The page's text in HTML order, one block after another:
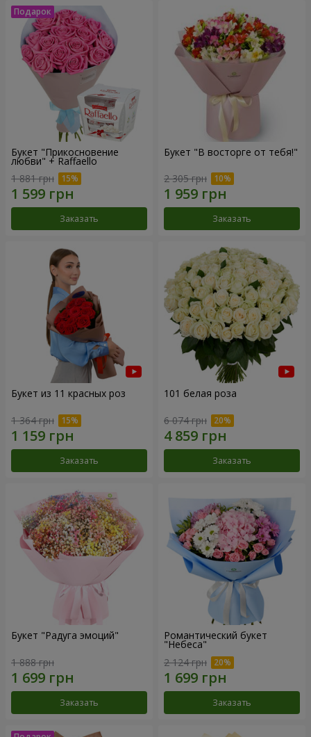
Букет "Прикосновение
любви" + Raffaello
1 881 грн
Заказать
Букет "В восторге от тебя!"
2 305 грн
Заказать
Букет из 11 красных роз
1 364 грн
Заказать
101 белая роза
6 074 грн
Заказать
Букет "Радуга эмоций"
1 888 грн
Заказать
Романтический букет
"Небеса"
2 124 грн
Заказать